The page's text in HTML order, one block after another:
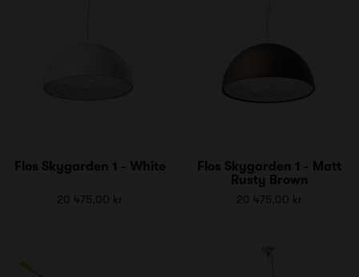
Flos Skygarden 1 - White
20 475,00 kr
Flos Skygarden 1 - Matt
Rusty Brown
20 475,00 kr